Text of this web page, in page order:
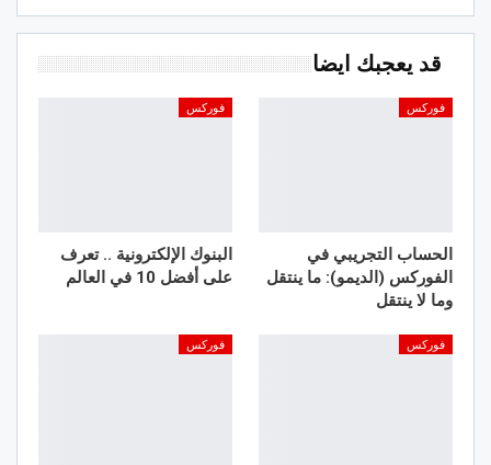
قد يعجبك ايضا
فوركس
الحساب التجريبي في
الفوركس (الديمو): ما ينتقل
وما لا ينتقل
فوركس
البنوك الإلكترونية .. تعرف
على أفضل 10 في العالم
فوركس فوركس